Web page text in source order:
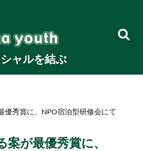
ャルを結ぶ
優秀賞に、NPO宿泊型研修会にて
が最優秀賞に、